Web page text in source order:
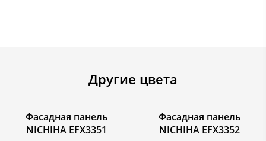
Другие цвета
Фасадная панель
NICHIHA EFX3351
Фасадная панель
NICHIHA EFX3352